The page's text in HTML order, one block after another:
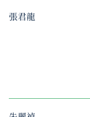
張君龍